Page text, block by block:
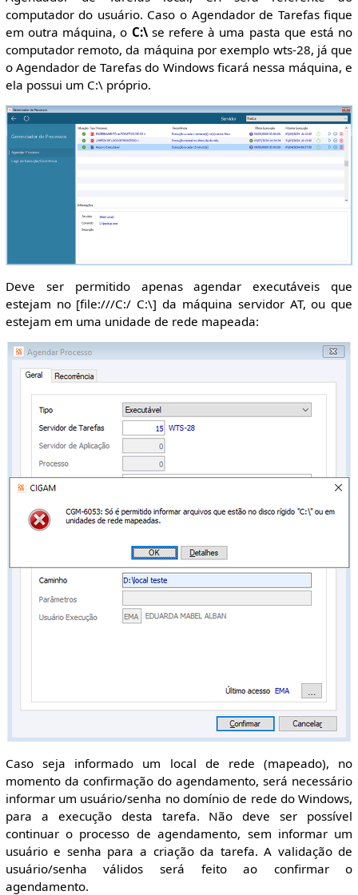
computador do usuário. Caso o Agendador de Tarefas fique
em outra máquina, o C:\se refere à uma pasta que está no
computador remoto, da máquina por exemplo wts-28, já que
o Agendador de Tarefas do Windows ficará nessa máquina, e
ela possui um C:\ próprio.
Deve ser permitido apenas agendar executáveis que
estejam no [file:///C:/ C:\] da máquina servidor AT, ou que
estejam em uma unidade de rede mapeada:
Caso seja informado um local de rede (mapeado), no
momento da confirmação do agendamento, será necessário
informar um usuário/senha no domínio de rede do Windows,
para a execução desta tarefa. Não deve ser possível
continuar o processo de agendamento, sem informar um
usuário e senha para a criação da tarefa. A validação de
usuário/senha válidos será feito ao confirmar o
agendamento.